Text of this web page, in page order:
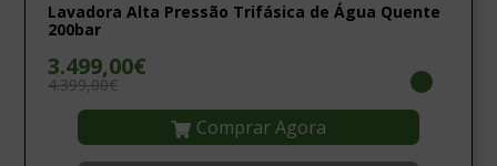
Lavadora Alta Pressão Trifásica de Água Quente
200bar
3.499,00€
4.399,00€
Comprar Agora